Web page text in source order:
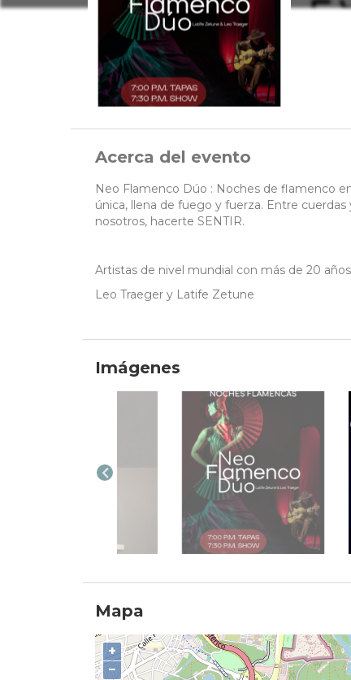
Acerca del evento
Neo Flamenco Dúo : Noches de flamenco
única, llena de fuego y fuerza. Entre
nosotros, hacerte SENTIR.
Artistas de nivel mundial con más de 20
Leo Traeger y Latife Zetune
Imágenes
Mapa
+
−